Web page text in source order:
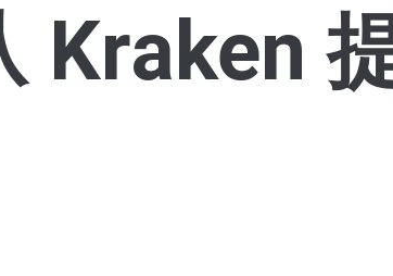
Kraken